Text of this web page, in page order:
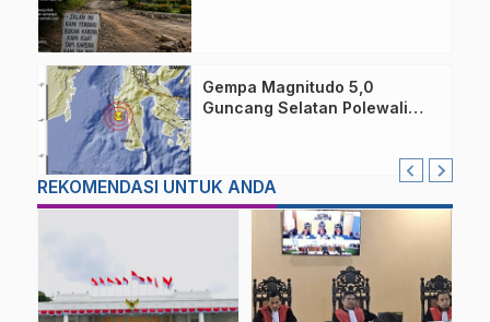
Gempa Magnitudo 5,0
Guncang Selatan Polewali
REKOMENDASI UNTUK ANDA